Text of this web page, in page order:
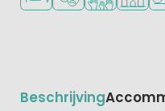
Beschrijving